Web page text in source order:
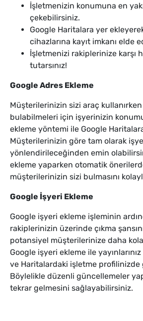
İşletmenizin konumuna en
çekebilirsiniz.
Google Haritalara yer
cihazlarına kayıt imkanı elde
İşletmenizi rakiplerinize karşı
tutarsınız!
Google Adres Ekleme
Müşterilerinizin sizi araç
bulabilmeleri için işyerinizin
ekleme yöntemi ile Google
Müşterilerinizin göre tam olarak
yönlendirileceğinden emin
ekleme yaparken otomatik
müşterilerinizin sizi bulmasını
Google İşyeri Ekleme
Google işyeri ekleme işleminin
rakiplerinizin üzerinde çıkma
potansiyel müşterilerinize daha
Google işyeri ekleme ile
ve Haritalardaki işletme
Böylelikle düzenli güncellemeler
tekrar gelmesini sağlayabilirsiniz.